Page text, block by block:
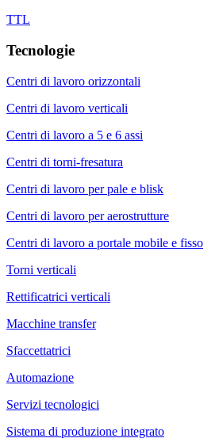
TTL
Tecnologie
Centri di lavoro orizzontali
Centri di lavoro verticali
Centri di lavoro a 5 e 6 assi
Centri di torni-fresatura
Centri di lavoro per pale e blisk
Centri di lavoro per aerostrutture
Centri di lavoro a portale mobile e fisso
Torni verticali
Rettificatrici verticali
Macchine transfer
Sfaccettatrici
Automazione
Servizi tecnologici
Sistema di produzione integrato